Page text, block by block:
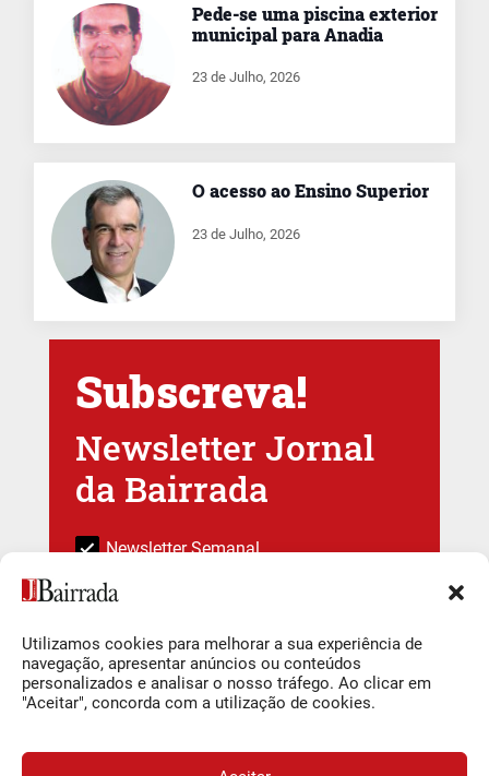
Utilizamos cookies para melhorar a sua experiência de
navegação, apresentar anúncios ou conteúdos
personalizados e analisar o nosso tráfego. Ao clicar em
"Aceitar", concorda com a utilização de cookies.
Deixar um comentário
Pede-se uma piscina exterior
municipal para Anadia
23 de Julho, 2026
O acesso ao Ensino Superior
23 de Julho, 2026
Subscreva!
Newsletter Jornal
da Bairrada
Newsletter Semanal
Ao subscrever está a indicar que leu e compreendeu a nossa
Política de Privacidade e Termos de uso.